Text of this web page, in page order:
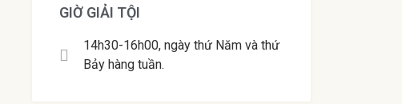
GIỜ GIẢI TỘI
14h30-16h00, ngày thứ Năm và thứ
Bảy hàng tuần.